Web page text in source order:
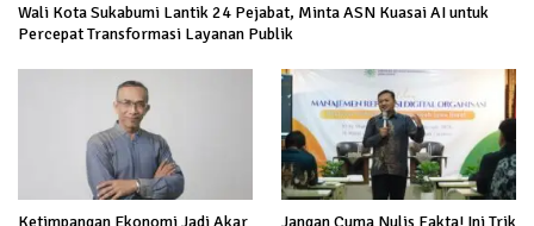
Wali Kota Sukabumi Lantik 24 Pejabat, Minta ASN Kuasai AI untuk
Percepat Transformasi Layanan Publik
Ketimpangan Ekonomi Jadi Akar
Jangan Cuma Nulis Fakta! Ini Trik